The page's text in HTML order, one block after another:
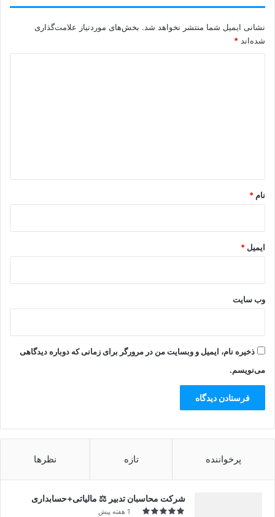
نشانی ایمیل شما منتشر نخواهد شد. بخش‌های موردنیاز علامت‌گذاری
شده‌اند *
نام *
ایمیل *
وب‌ سایت
ذخیره نام، ایمیل و وبسایت من در مرورگر برای زمانی که دوباره دیدگاهی
می‌نویسم.
پرخواننده تازه نظرها
شرکت محاسبان تدبیر ⚖️ مالیاتی+حسابداری
1 هفته پیش